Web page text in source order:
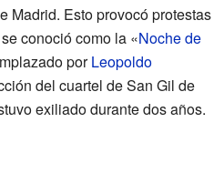
Madrid. Esto provocó protestas
conoció como la «Noche de
porLeopoldo
del cuartel de San Gil de
exiliado durante dos años.